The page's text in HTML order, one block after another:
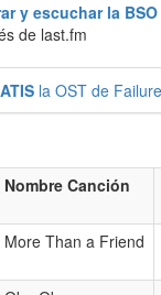
y escuchar la
de last.fm
la OST de
Nombre Canción
More Than a Friend